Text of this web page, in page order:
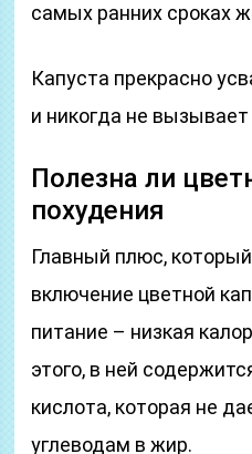
самых ранних сроках
Капуста прекрасно
и никогда не
Полезна ли
похудения
Главный плюс, который
включение цветной
питание – низкая
этого, в ней
кислота, которая не
углеводам в жир.